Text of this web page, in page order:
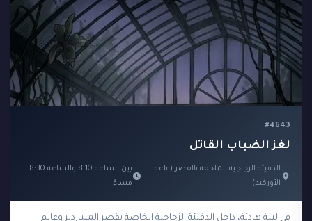
#4643
لغز الضباب القاتل
الدفيئة الزجاجية الملحقة بالقصر (قاعة
الأوركيد)
بين الساعة 8:10 والساعة 8:30
مساءً
في ليلة هادئة، داخل الدفيئة الزجاجية الخاصة بقصر الملياردير وعالم